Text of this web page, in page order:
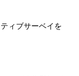
ィブサーベイを